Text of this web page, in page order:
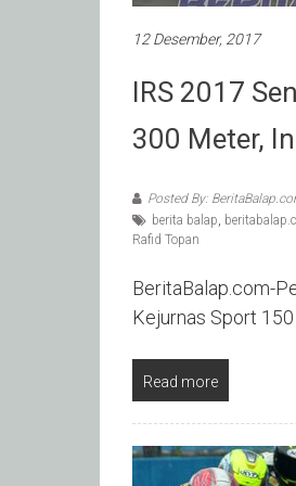
12 Desember, 2017
IRS 2017
300 Meter,
Posted By:
berita balap,
Rafid Topan
BeritaBalap.com-
Kejurnas Sport
Read more